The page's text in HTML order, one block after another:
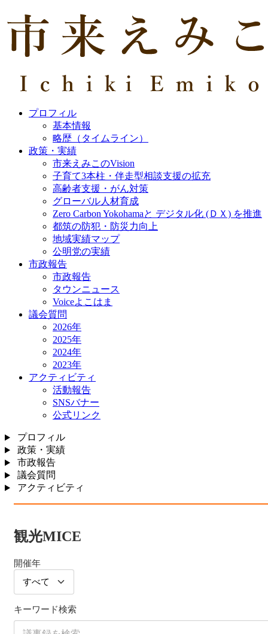
プロフィル
基本情報
略歴（タイムライン）
政策・実績
市来えみこのVision
子育て3本柱・伴走型相談支援の拡充
高齢者支援・がん対策
グローバル人材育成
Zero Carbon Yokohamaと デジタル化 (ＤＸ) を推進
都筑の防犯・防災力向上
地域実績マップ
公明党の実績
市政報告
市政報告
タウンニュース
Voiceよこはま
議会質問
2026年
2025年
2024年
2023年
アクティビティ
活動報告
SNSバナー
公式リンク
プロフィル
政策・実績
市政報告
議会質問
アクティビティ
観光MICE
開催年
キーワード検索